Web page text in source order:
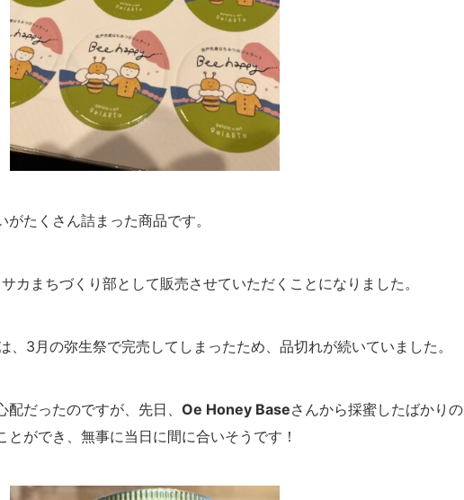
たくさん詰まった商品です。
カまちづくり部として販売させていただくことになりました。
、3月の弥生祭で完売してしまったため、品切れが続いていました。
だったのですが、先日、 Oe Honey Baseさんから採蜜したばかりの
ができ、無事に当日に間に合いそうです！